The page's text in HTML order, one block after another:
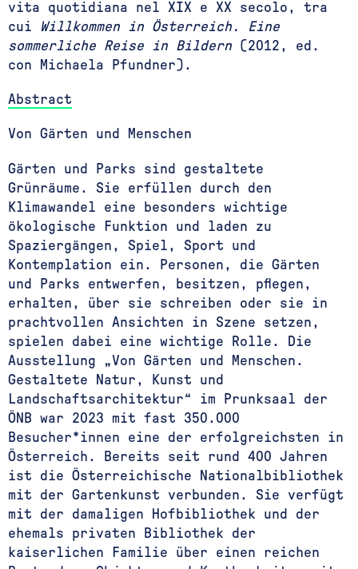
vita quotidiana nel XIX e XX secolo, tra
cui
Willkommen in Österreich. Eine
sommerliche Reise in Bildern(2012, ed.
con Michaela Pfundner).
Abstract
Von Gärten und Menschen
Gärten und Parks sind gestaltete
Grünräume. Sie erfüllen durch den
Klimawandel eine besonders wichtige
ökologische Funktion und laden zu
Spaziergängen, Spiel, Sport und
Kontemplation ein. Personen, die Gärten
und Parks entwerfen, besitzen, pflegen,
erhalten, über sie schreiben oder sie in
prachtvollen Ansichten in Szene setzen,
spielen dabei eine wichtige Rolle. Die
Ausstellung „Von Gärten und Menschen.
Gestaltete Natur, Kunst und
Landschaftsarchitektur“ im Prunksaal der
ÖNB war 2023 mit fast 350.000
Besucher*innen eine der erfolgreichsten in
Österreich. Bereits seit rund 400 Jahren
ist die Österreichische Nationalbibliothek
mit der Gartenkunst verbunden. Sie verfügt
mit der damaligen Hofbibliothek und der
ehemals privaten Bibliothek der
kaiserlichen Familie über einen reichen